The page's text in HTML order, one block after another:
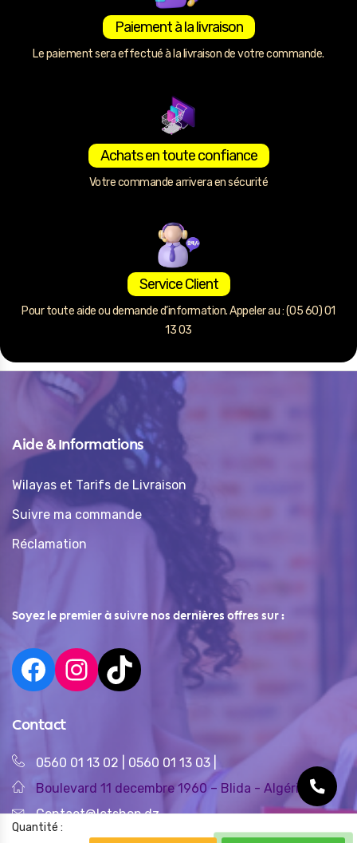
Quantité :
Paiement à la livraison
Le paiement sera effectué à la livraison de votre commande.
Achats en toute confiance
Votre commande arrivera en sécurité
Service Client
Pour toute aide ou demande d’information. Appeler au : (05 60) 01
13 03
Aide & Informations
Wilayas et Tarifs de Livraison
Suivre ma commande
Réclamation
Soyez le premier à suivre nos dernières offres sur :
Contact
0560 01 13 02 0560 01 13 03
Boulevard 11 decembre 1960 – Blida - Algérie
Contact@letshop.dz